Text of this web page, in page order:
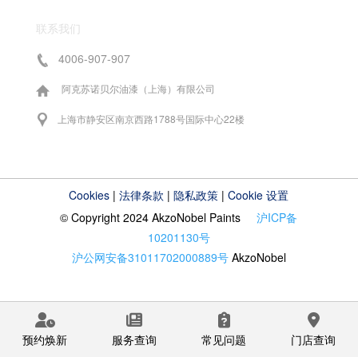
联系我们
4006-907-907
阿克苏诺贝尔油漆（上海）有限公司
上海市静安区南京西路1788号国际中心22楼
Cookies |法律条款 |隐私政策 |Cookie 设置
© Copyright 2024 AkzoNobel Paints沪ICP备
10201130号
沪公网安备31011702000889号 AkzoNobel
预约焕新 服务查询 常见问题 门店查询